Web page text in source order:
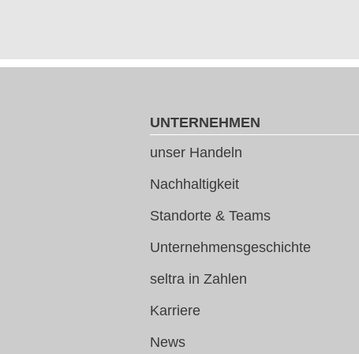
UNTERNEHMEN
unser Handeln
Nachhaltigkeit
Standorte & Teams
Unternehmensgeschichte
seltra in Zahlen
Karriere
News